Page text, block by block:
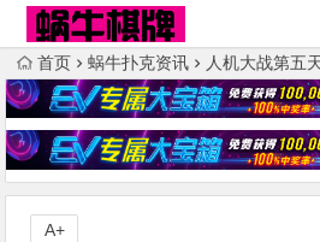
首页 蜗牛扑克资讯 人机大战第五
A+